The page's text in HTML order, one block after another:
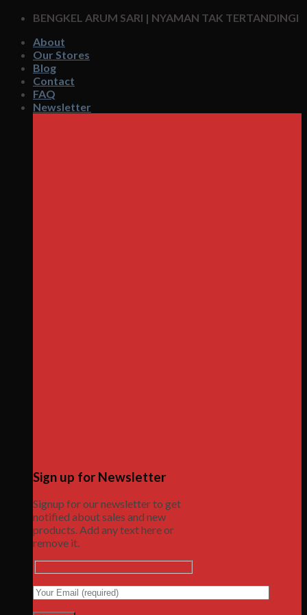
Skip
content
BENGKEL ARUM SARI | NYAMAN TAK TERTANDINGI
About
Our Stores
Blog
Contact
FAQ
Newsletter
Sign up for Newsletter
Signup for our newsletter to get
notified about sales and new
products. Add any text here or
remove it.